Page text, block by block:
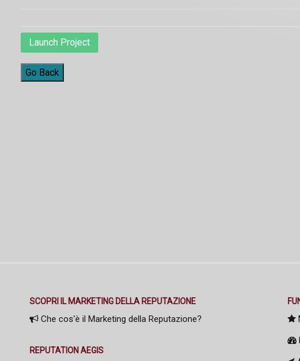
Launch Project
Go Back
SCOPRI IL MARKETING DELLA REPUTAZIONE
Che cos'è il Marketing della Reputazione?
REPUTATION AEGIS